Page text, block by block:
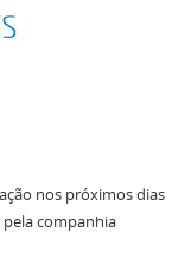
nos próximos dias
companhia